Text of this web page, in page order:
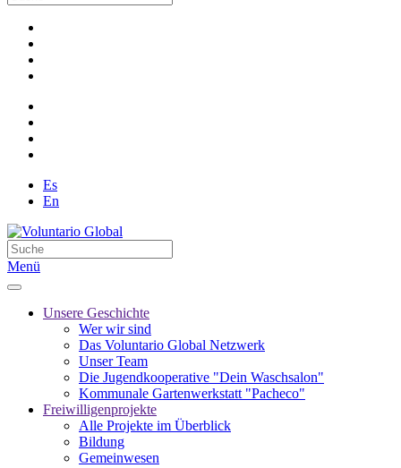
Es
En
Menü
Unsere Geschichte
Wer wir sind
Das Voluntario Global Netzwerk
Unser Team
Die Jugendkooperative "Dein Waschsalon"
Kommunale Gartenwerkstatt "Pacheco"
Freiwilligenprojekte
Alle Projekte im Überblick
Bildung
Gemeinwesen